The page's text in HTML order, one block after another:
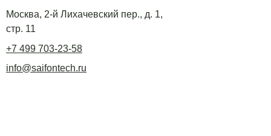
Москва, 2-й Лихачевский пер., д. 1,
стр. 11
+7 499 703-23-58
info@saifontech.ru